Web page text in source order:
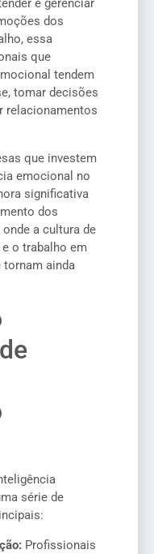
e gerenciar
dos
essa
que
tendem
tomar decisões
relacionamentos
que investem
emocional no
significativa
dos
a cultura de
o trabalho em
tornam ainda
série de
Profissionais